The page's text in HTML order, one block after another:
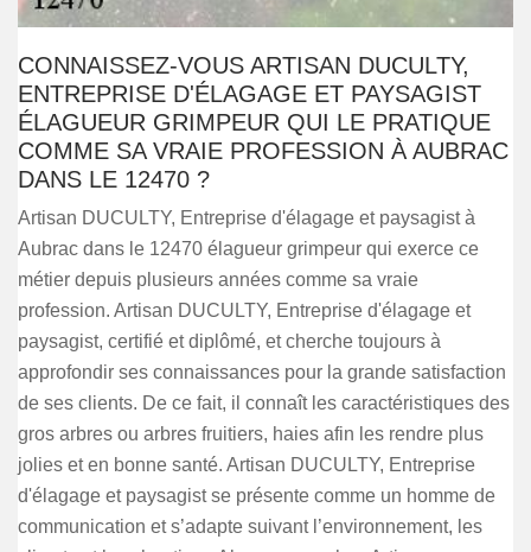
CONNAISSEZ-VOUS ARTISAN DUCULTY,
ENTREPRISE D'ÉLAGAGE ET PAYSAGIST
ÉLAGUEUR GRIMPEUR QUI LE PRATIQUE
COMME SA VRAIE PROFESSION À AUBRAC
DANS LE 12470 ?
Artisan DUCULTY, Entreprise d'élagage et paysagist à
Aubrac dans le 12470 élagueur grimpeur qui exerce ce
métier depuis plusieurs années comme sa vraie
profession. Artisan DUCULTY, Entreprise d'élagage et
paysagist, certifié et diplômé, et cherche toujours à
approfondir ses connaissances pour la grande satisfaction
de ses clients. De ce fait, il connaît les caractéristiques des
gros arbres ou arbres fruitiers, haies afin les rendre plus
jolies et en bonne santé. Artisan DUCULTY, Entreprise
d'élagage et paysagist se présente comme un homme de
communication et s’adapte suivant l’environnement, les